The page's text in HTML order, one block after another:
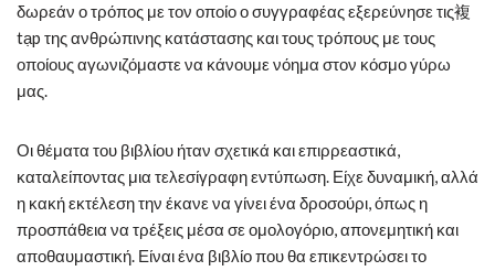
δωρεάν ο τρόπος με τον οποίο ο συγγραφέας εξερεύνησε τις複
tạp της ανθρώπινης κατάστασης και τους τρόπους με τους
οποίους αγωνιζόμαστε να κάνουμε νόημα στον κόσμο γύρω
μας.
Οι θέματα του βιβλίου ήταν σχετικά και επιρρεαστικά,
καταλείποντας μια τελεσίγραφη εντύπωση. Είχε δυναμική, αλλά
η κακή εκτέλεση την έκανε να γίνει ένα δροσούρι, όπως η
προσπάθεια να τρέξεις μέσα σε ομολογόριο, απονεμητική και
αποθαυμαστική. Είναι ένα βιβλίο που θα επικεντρώσει το